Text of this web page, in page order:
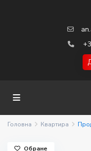
Головна Квартира
Обране